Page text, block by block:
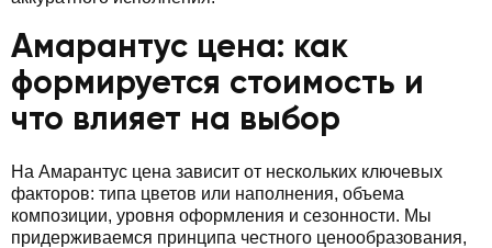
Амарантус цена: как
формируется стоимость и
что влияет на выбор
На Амарантус цена зависит от нескольких ключевых
факторов: типа цветов или наполнения, объема
композиции, уровня оформления и сезонности. Мы
придерживаемся принципа честного ценообразования,